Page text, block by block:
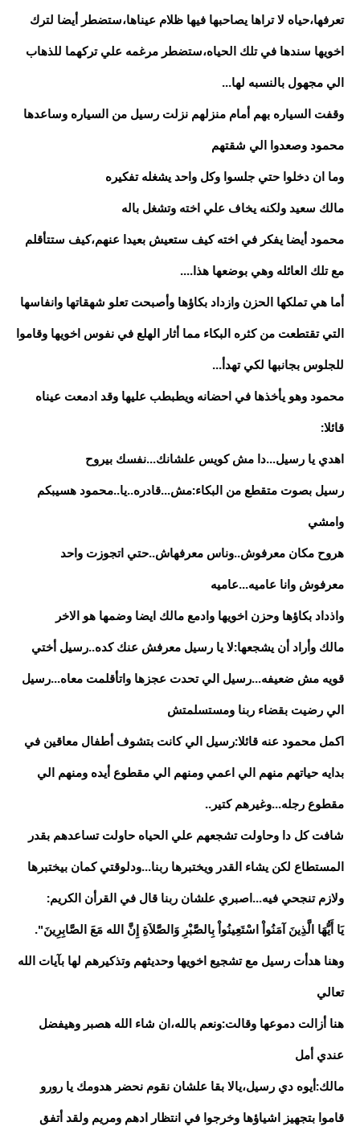
تعرفها،حياه لا تراها يصاحبها فيها ظلام عيناها،ستضطر أيضا لترك
اخويها سندها في تلك الحياه،ستضطر مرغمه علي تركهما للذهاب
الي مجهول بالنسبه لها...
وقفت السياره بهم أمام منزلهم نزلت رسيل من السياره وساعدها
محمود وصعدوا الي شقتهم
وما ان دخلوا حتي جلسوا وكل واحد يشغله تفكيره
مالك سعيد ولكنه يخاف علي اخته وتشغل باله
محمود أيضا يفكر في اخته كيف ستعيش بعيدا عنهم،كيف ستتأقلم
مع تلك العائله وهي بوضعها هذا....
أما هي تملكها الحزن وازداد بكاؤها وأصبحت تعلو شهقاتها وانفاسها
التي تقتطعت من كثره البكاء مما أثار الهلع في نفوس اخويها وقاموا
للجلوس بجانبها لكي تهدأ...
محمود وهو يأخذها في احضانه ويطبطب عليها وقد ادمعت عيناه
قائلا:
اهدي يا رسيل...دا مش كويس علشانك...نفسك بيروح
رسيل بصوت متقطع من البكاء:مش...قادره..يا..محمود هسيبكم
وامشي
هروح مكان معرفوش..وناس معرفهاش..حتي اتجوزت واحد
معرفوش وانا عاميه...عاميه
واذداد بكاؤها وحزن اخويها وادمع مالك ايضا وضمها هو الاخر
مالك وأراد أن يشجعها:لا يا رسيل معرفش عنك كده..رسيل أختي
قويه مش ضعيفه...رسيل الي تحدت عجزها واتأقلمت معاه...رسيل
الي رضيت بقضاء ربنا ومستسلمتش
اكمل محمود عنه قائلا:رسيل الي كانت بتشوف أطفال معاقين في
بدايه حياتهم منهم الي اعمي ومنهم الي مقطوع أيده ومنهم الي
مقطوع رجله...وغيرهم كتير..
شافت كل دا وحاولت تشجعهم علي الحياه حاولت تساعدهم بقدر
المستطاع لكن يشاء القدر ويختبرها ربنا...ودلوقتي كمان بيختبرها
ولازم تنجحي فيه...اصبري علشان ربنا قال في القرأن الكريم:
يَا أَيُّهَا الَّذِينَ آمَنُواْ اسْتَعِينُواْ بِالصَّبْرِ وَالصَّلاَةِ إِنَّ الله مَعَ الصَّابِرِينَ".
وهنا هدأت رسيل مع تشجيع اخويها وحديثهم وتذكيرهم لها بآيات الله
تعالي
هنا أزالت دموعها وقالت:ونعم بالله،ان شاء الله هصبر وهيفضل
عندي أمل
مالك:أيوه دي رسيل،يالا بقا علشان نقوم نحضر هدومك يا رورو
قاموا بتجهيز اشياؤها وخرجوا في انتظار ادهم ومريم ولقد أتفق